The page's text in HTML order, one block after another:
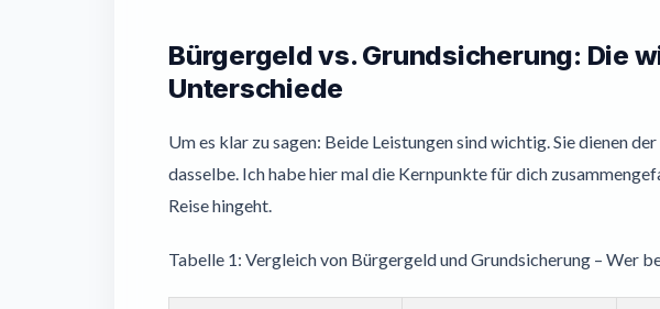
Bürgergeld vs. Grundsicherung: Die
Unterschiede
Um es klar zu sagen: Beide Leistungen sind wichtig. Sie dienen der
dasselbe. Ich habe hier mal die Kernpunkte für dich
Reise hingeht.
Tabelle 1: Vergleich von Bürgergeld und Grundsicherung – Wer